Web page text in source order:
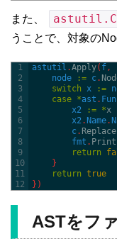
また、
うことで、対象の
1
2
3
4
5
6
7
8
9
10
11
12
astutil .Apply( f ,
node
:= c.
switch
x :=
case *ast .
x2
:= *x
x2 .Name.
c. Replace
fmt .
return
}
return true
} )
ASTをフ